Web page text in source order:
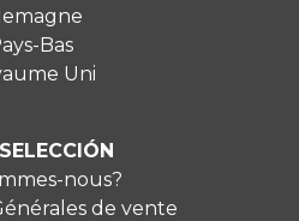
Bas
Uni
nous?
de vente